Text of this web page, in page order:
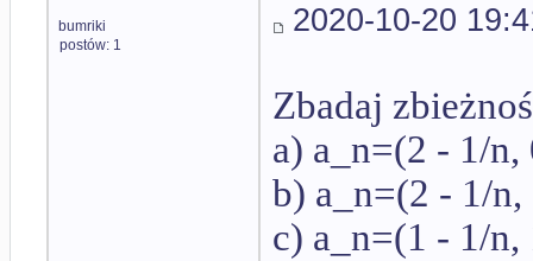
bumriki
postów: 1
2020-10-20
Zbadaj
a) a_n=(2 - 1/
b) a_n=(2 - 1/
c) a_n=(1 - 1/